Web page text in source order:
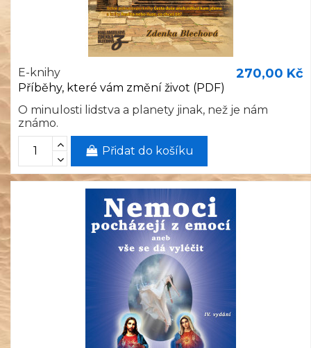
E-knihy
Příběhy, které vám změní život (PDF)
270,00 Kč
O minulosti lidstva a planety jinak, než je nám
známo.
Přidat do košíku